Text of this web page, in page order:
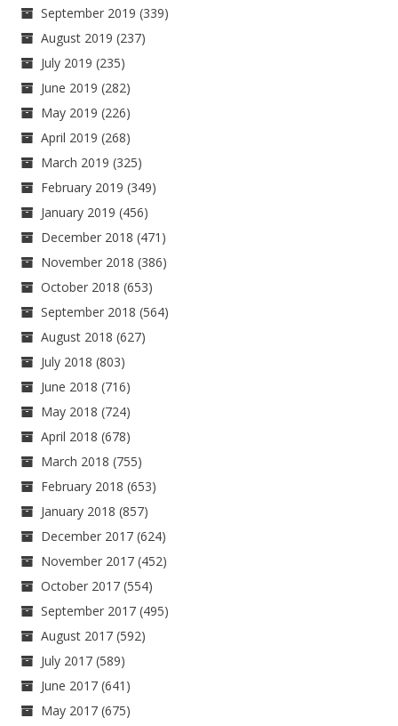
September 2019 (339)
August 2019 (237)
July 2019 (235)
June 2019 (282)
May 2019 (226)
April 2019 (268)
March 2019 (325)
February 2019 (349)
January 2019 (456)
December 2018 (471)
November 2018 (386)
October 2018 (653)
September 2018 (564)
August 2018 (627)
July 2018 (803)
June 2018 (716)
May 2018 (724)
April 2018 (678)
March 2018 (755)
February 2018 (653)
January 2018 (857)
December 2017 (624)
November 2017 (452)
October 2017 (554)
September 2017 (495)
August 2017 (592)
July 2017 (589)
June 2017 (641)
May 2017 (675)